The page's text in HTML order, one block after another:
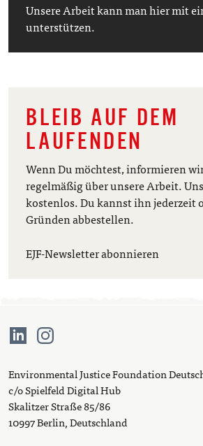
Unsere Arbeit kann man hier mit
unterstützen.
BLEIB AUF DEM
LAUFENDEN
Wenn Du möchtest, informieren
regelmäßig über unsere Arbeit.
kostenlos. Du kannst ihn jederzeit
Gründen abbestellen.
EJF-Newsletter abonnieren
Environmental Justice Foundation
c/o Spielfeld Digital Hub
Skalitzer Straße 85/86
10997 Berlin, Deutschland